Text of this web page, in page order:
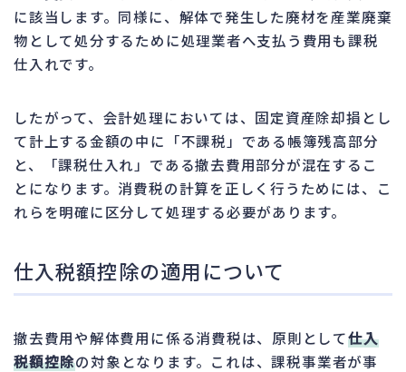
に該当します。同様に、解体で発生した廃材を産業廃棄
物として処分するために処理業者へ支払う費用も課税
仕入れです。
したがって、会計処理においては、固定資産除却損とし
て計上する金額の中に「不課税」である帳簿残高部分
と、「課税仕入れ」である撤去費用部分が混在するこ
とになります。消費税の計算を正しく行うためには、こ
れらを明確に区分して処理する必要があります。
仕入税額控除の適用について
撤去費用や解体費用に係る消費税は、原則として仕入
税額控除の対象となります。これは、課税事業者が事